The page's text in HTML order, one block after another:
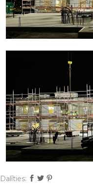
Dalīties: